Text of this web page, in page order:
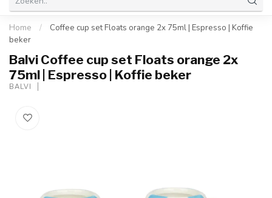
Home /
Coffee cup set Floats orange 2x 75ml | Espresso | Koffie
beker
Balvi Coffee cup set Floats orange 2x
75ml | Espresso | Koffie beker
BALVI